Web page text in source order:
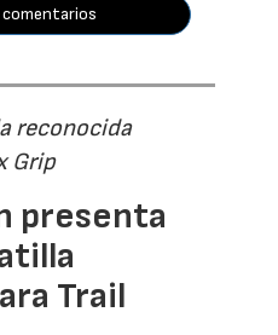
reconocida
Grip
presenta
Trail